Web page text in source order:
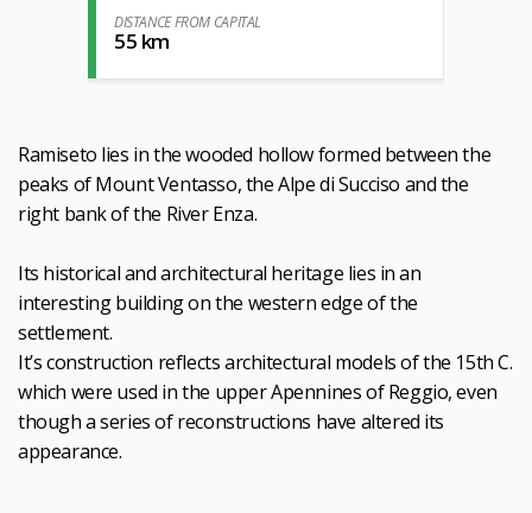
DISTANCE FROM CAPITAL
55 km
Ramiseto lies in the wooded hollow formed between the
peaks of Mount Ventasso, the Alpe di Succiso and the
right bank of the River Enza.
Its historical and architectural heritage lies in an
interesting building on the western edge of the
settlement.
It’s construction reflects architectural models of the 15th C.
which were used in the upper Apennines of Reggio, even
though a series of reconstructions have altered its
appearance.